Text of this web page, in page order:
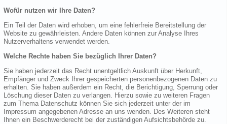
Wofür nutzen wir Ihre Daten?
Ein Teil der Daten wird erhoben, um eine fehlerfreie Bereitstellung der
Website zu gewährleisten. Andere Daten können zur Analyse Ihres
Nutzerverhaltens verwendet werden.
Welche Rechte haben Sie bezüglich Ihrer Daten?
Sie haben jederzeit das Recht unentgeltlich Auskunft über Herkunft,
Empfänger und Zweck Ihrer gespeicherten personenbezogenen Daten zu
erhalten. Sie haben außerdem ein Recht, die Berichtigung, Sperrung oder
Löschung dieser Daten zu verlangen. Hierzu sowie zu weiteren Fragen
zum Thema Datenschutz können Sie sich jederzeit unter der im
Impressum angegebenen Adresse an uns wenden. Des Weiteren steht
Ihnen ein Beschwerderecht bei der zuständigen Aufsichtsbehörde zu.